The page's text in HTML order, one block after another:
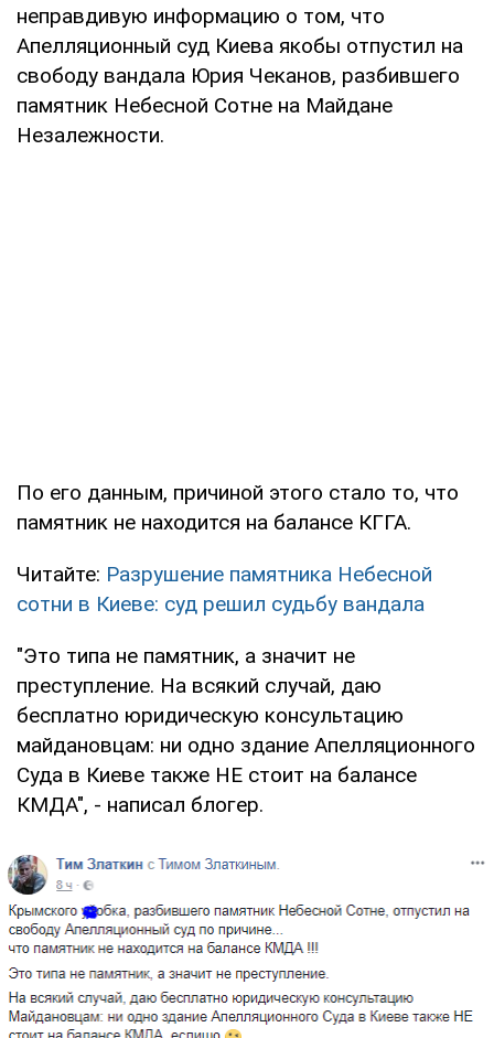
неправдивую информацию о том, что
Апелляционный суд Киева якобы отпустил на
свободу вандала Юрия Чеканов, разбившего
памятник Небесной Сотне на Майдане
Незалежности.
По его данным, причиной этого стало то, что
памятник не находится на балансе КГГА.
Читайте: Разрушение памятника Небесной
сотни в Киеве: суд решил судьбу вандала
"Это типа не памятник, а значит не
преступление. На всякий случай, даю
бесплатно юридическую консультацию
майдановцам: ни одно здание Апелляционного
Суда в Киеве также НЕ стоит на балансе
КМДА", - написал блогер.